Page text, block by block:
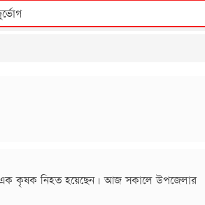
এক কৃষক নিহত হয়েছেন। আজ সকালে উপজেলার